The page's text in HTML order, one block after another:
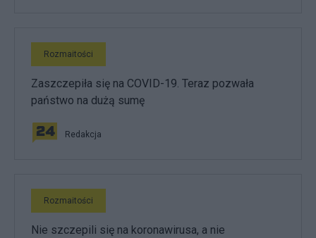
Rozmaitości
Zaszczepiła się na COVID-19. Teraz pozwała
państwo na dużą sumę
Redakcja
Rozmaitości
Nie szczepili się na koronawirusa, a nie